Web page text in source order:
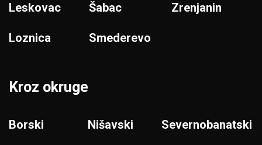
Leskovac
Loznica
Šabac
Smederevo
Zrenjanin
Kroz okruge
Borski Nišavski Severnobanatski